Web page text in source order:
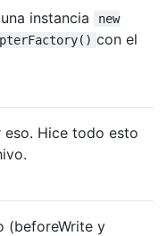
instancia
new
con el
eso. Hice todo esto
(beforeWrite y